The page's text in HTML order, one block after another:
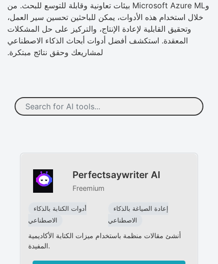
وMicrosoft Azure ML بيئات تعاونية وقابلة للتوسع للبحث. من
خلال استخدام هذه الأدوات، يمكن للباحثين تحسين سير العمل،
وتحقيق القابلية لإعادة الإنتاج، والتركيز على حل المشكلات
المعقدة. استكشف أفضل أدوات أبحاث الذكاء الاصطناعي
لمشاريعك وحقق نتائج مبتكرة.
Perfectsaywriter AI
Freemium
أدوات الكتابة بالذكاء
الاصطناعي
إعادة الصياغة بالذكاء
الاصطناعي
أنشئ مقالات منظمة باستخدام ميزات الكتابة الأكاديمية
المفيدة.